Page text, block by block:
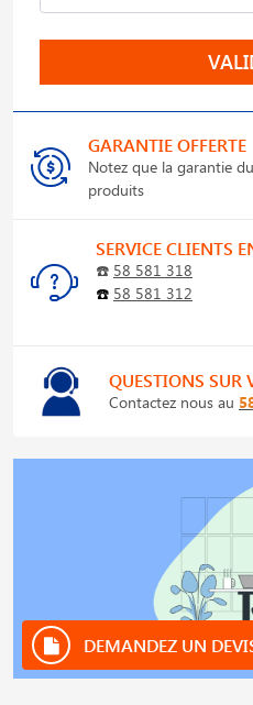
GARANTIE OFFERTE
Notez que la garantie
produits
SERVICE CLIENTS
☎️ 58 581 318
☎️ 58 581 312
QUESTIONS SUR
Contactez nous au
DEMANDEZ UN